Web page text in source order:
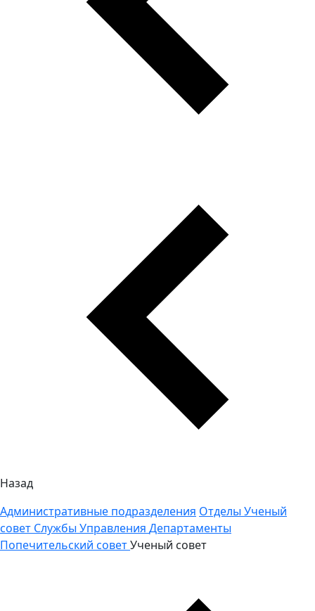
Назад
Административные подразделения Отделы Ученый
совет Службы Управления Департаменты
Попечительский советУченый совет